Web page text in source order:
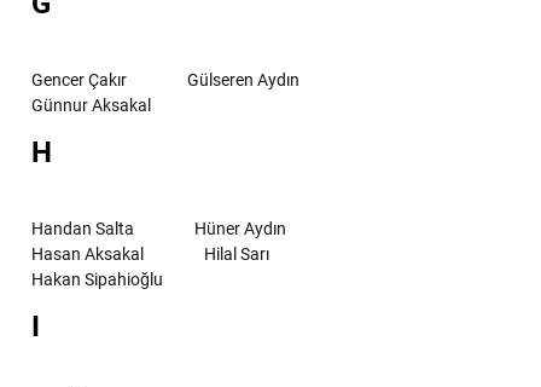
Gencer Çakır
Gülseren Aydın
Günnur Aksakal
H
Handan Salta
Hüner Aydın
Hasan Aksakal
Hilal Sarı
Hakan Sipahioğlu
I